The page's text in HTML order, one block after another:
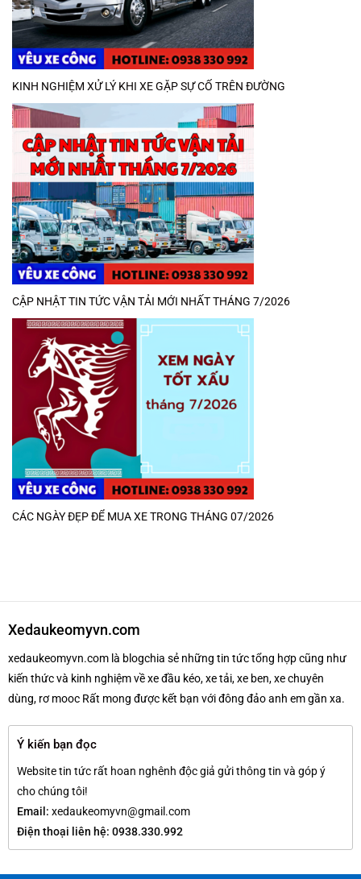
KINH NGHIỆM XỬ LÝ KHI XE GẶP SỰ CỐ TRÊN ĐƯỜNG
CẬP NHẬT TIN TỨC VẬN TẢI MỚI NHẤT THÁNG 7/2026
CÁC NGÀY ĐẸP ĐỂ MUA XE TRONG THÁNG 07/2026
Xedaukeomyvn.com
xedaukeomyvn.com là blogchia sẻ những tin tức tổng hợp cũng như
kiến thức và kinh nghiệm về xe đầu kéo, xe tải, xe ben, xe chuyên
dùng, rơ mooc Rất mong được kết bạn với đông đảo anh em gần xa.
Ý kiến bạn đọc
Website tin tức rất hoan nghênh độc giả gửi thông tin và góp ý
cho chúng tôi!
Email: xedaukeomyvn@gmail.com
Điện thoại liên hệ: 0938.330.992